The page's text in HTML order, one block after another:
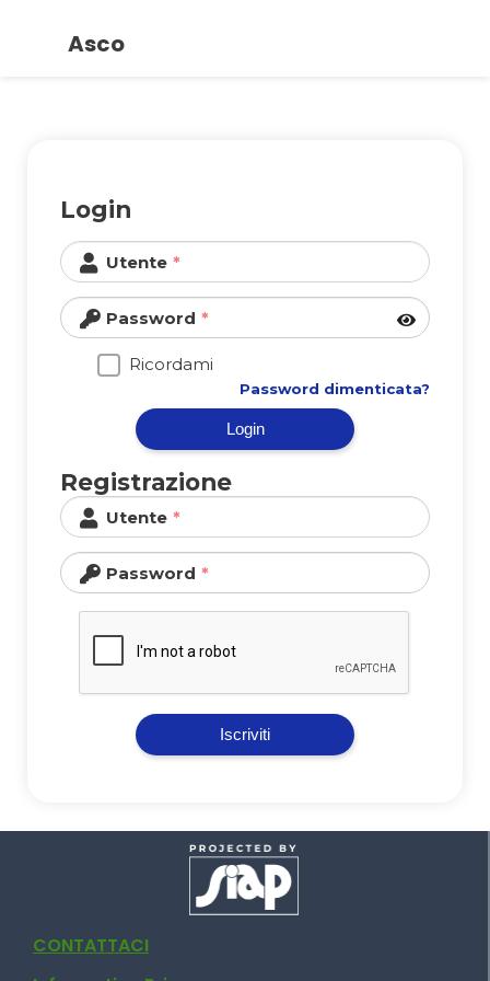
Login
Utente
Password
Ricordami
Password dimenticata?
Login
Registrazione
Utente
Password
Iscriviti
CONTATTACI
Asco